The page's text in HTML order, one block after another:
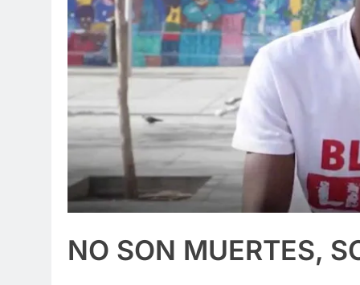
NO SON MUERTES,